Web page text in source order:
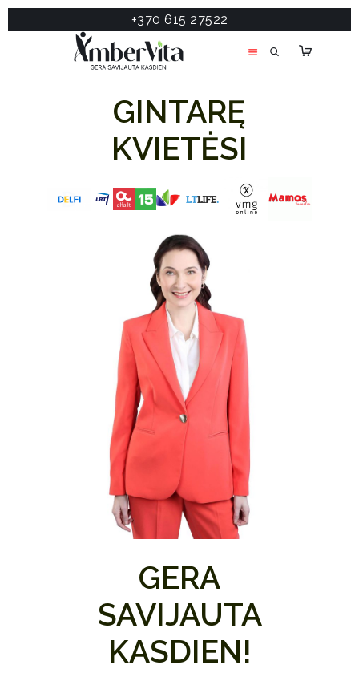
+370 615 27522
PASLAUGOS
PRODUKTAI
GINTARĘ
KVIETĖSI
GERA
SAVIJAUTA
KASDIEN!